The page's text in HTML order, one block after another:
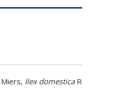
Miers, Ilex domestica Reiss.,